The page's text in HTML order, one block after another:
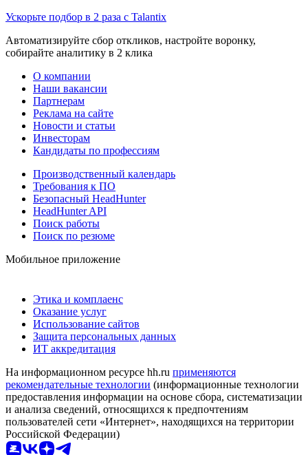
Ускорьте подбор в 2 раза с Talantix
Автоматизируйте сбор откликов, настройте воронку,
собирайте аналитику в 2 клика
О компании
Наши вакансии
Партнерам
Реклама на сайте
Новости и статьи
Инвесторам
Кандидаты по профессиям
Производственный календарь
Требования к ПО
Безопасный HeadHunter
HeadHunter API
Поиск работы
Поиск по резюме
Мобильное приложение
Этика и комплаенс
Оказание услуг
Использование сайтов
Защита персональных данных
ИТ аккредитация
На информационном ресурсе hh.ru применяются
рекомендательные технологии (информационные технологии
предоставления информации на основе сбора, систематизации
и анализа сведений, относящихся к предпочтениям
пользователей сети «Интернет», находящихся на территории
Российской Федерации)